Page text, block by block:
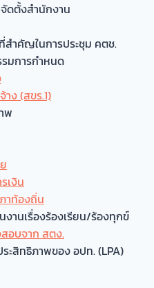
ดตั้งสำนักงาน
ำคัญในการประชุม คตช.
มการกำหนด
ง (สขร.1)
พ
เงิน
าท้องถิ่น
งานเรื่องร้องเรียน/ร้องทุกข์
อบจาก สตง.
ระสิทธิภาพของ อปท. (LPA)